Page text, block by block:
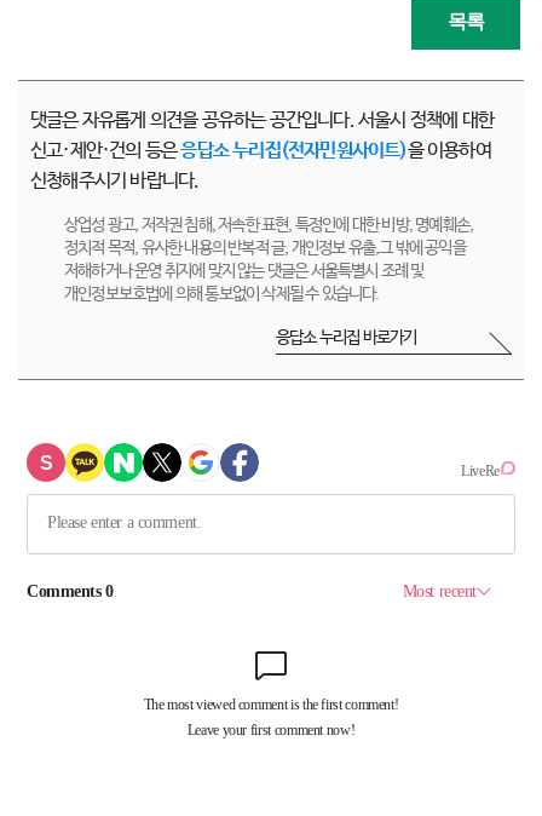
목록
댓글은 자유롭게 의견을 공유하는 공간입니다. 서울시 정책에 대한
신고·제안·건의 등은응답소 누리집(전자민원사이트)을 이용하여
신청해주시기 바랍니다.
상업성 광고, 저작권 침해, 저속한 표현, 특정인에 대한 비방, 명예훼손,
정치적 목적, 유사한 내용의 반복적 글, 개인정보 유출,그 밖에 공익을
저해하거나 운영 취지에 맞지 않는 댓글은 서울특별시 조례 및
개인정보보호법에 의해 통보없이 삭제될 수 있습니다.
응답소 누리집 바로가기